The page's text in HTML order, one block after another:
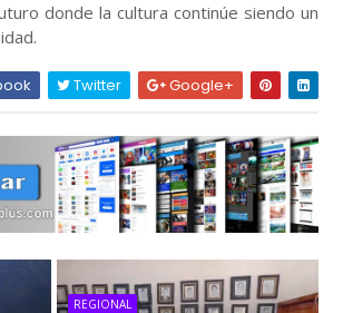
donde la cultura continúe siendo un
Twitter Google+
REGIONAL